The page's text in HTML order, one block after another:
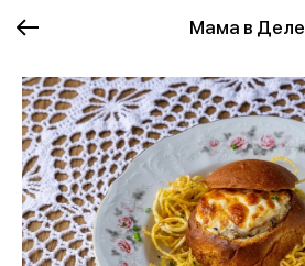
Мама в Деле